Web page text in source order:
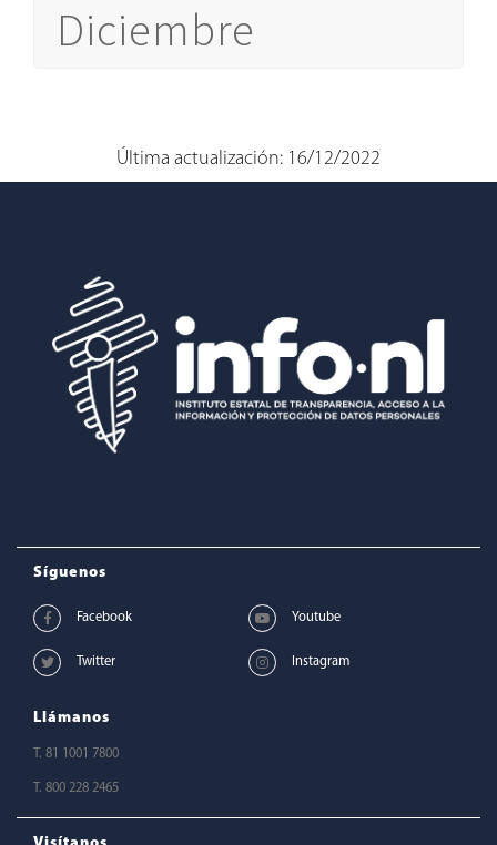
Diciembre
Última actualización: 16/12/2022
Síguenos
Llámanos
T. 81 1001 7800
T. 800 228 2465